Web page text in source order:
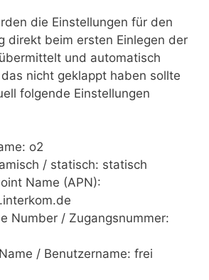
die Einstellungen für den
direkt beim ersten Einlegen der
und automatisch
nicht geklappt haben sollte
folgende Einstellungen
o2
/ statisch: statisch
Name (APN):
Number / Zugangsnummer:
/ Benutzername: frei